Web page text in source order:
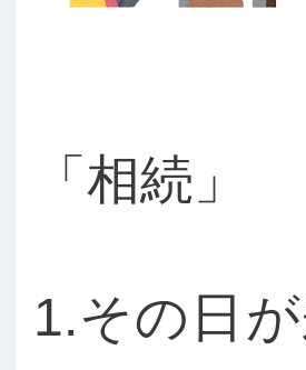
「相続」
1.その日